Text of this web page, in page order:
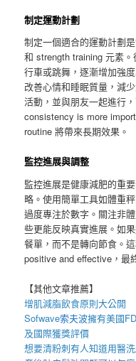
制定運動計劃
制定一個適合的運動計劃
和 strength training 元素
行車或跳舞，逐漸增加強
改善心情和睡眠質量，減
活動，並與朋友一起進行
consistency is more
routine 將帶來長期效果。
監控進展與調整
監控進展是健康減肥的重
略。使用簡單工具如體重
過度專注於數字。關注非
些更能反映真實進展。如
餐單，而不是轉向節食。
positive and effective，最
【其他文章推薦】
增肌減脂飲食原則大公開
Sofwave索夫波擁有美國
及國際獲獎評價
想要清粉刺有人知道用醫